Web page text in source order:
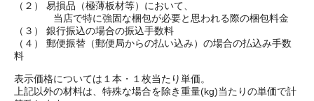
（２） 易損品（極薄板材等）において、
当店で特に強固な梱包が必要と思われる際の梱包料金
（３） 銀行振込の場合の振込手数料
（４） 郵便振替（郵便局からの払い込み）の場合の払込み手数
料
表示価格については１本・１枚当たり単価。
上記以外の材料は、特殊な場合を除き重量(kg)当たりの単価で計